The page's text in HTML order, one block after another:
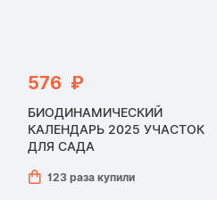
576 ₽
БИОДИНАМИЧЕСКИЙ
КАЛЕНДАРЬ 2025 УЧАСТОК
ДЛЯ САДА
123 раза купили